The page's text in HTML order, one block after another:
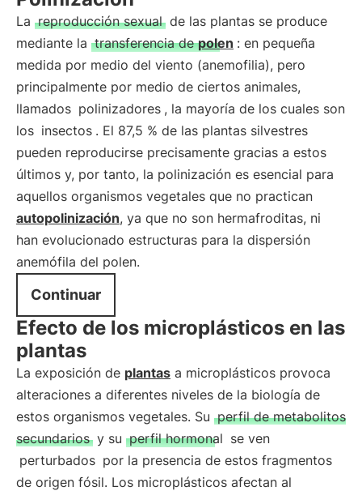
La reproducción sexual de las plantas se produce
mediante la transferencia depolen : en pequeña
medida por medio del viento (anemofilia), pero
principalmente por medio de ciertos animales,
llamados polinizadores , la mayoría de los cuales son
los insectos . El 87,5 % de las plantas silvestres
pueden reproducirse precisamente gracias a estos
últimos y, por tanto, la polinización es esencial para
aquellos organismos vegetales que no practican
autopolinización, ya que no son hermafroditas, ni
han evolucionado estructuras para la dispersión
anemófila del polen.
Continuar
Efecto de los microplásticos en las
plantas
La exposición de plantas a microplásticos provoca
alteraciones a diferentes niveles de la biología de
estos organismos vegetales. Su perfil de metabolitos
secundarios y su perfil hormonal se ven
perturbados por la presencia de estos fragmentos
de origen fósil. Los microplásticos afectan al